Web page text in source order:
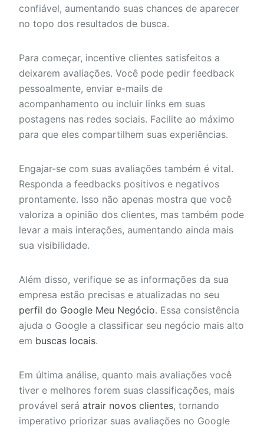
confiável, aumentando suas chances de aparecer
no topo dos resultados de busca.
Para começar, incentive clientes satisfeitos a
deixarem avaliações. Você pode pedir feedback
pessoalmente, enviar e-mails de
acompanhamento ou incluir links em suas
postagens nas redes sociais. Facilite ao máximo
para que eles compartilhem suas experiências.
Engajar-se com suas avaliações também é vital.
Responda a feedbacks positivos e negativos
prontamente. Isso não apenas mostra que você
valoriza a opinião dos clientes, mas também pode
levar a mais interações, aumentando ainda mais
sua visibilidade.
Além disso, verifique se as informações da sua
empresa estão precisas e atualizadas no seu
perfil do Google Meu Negócio. Essa consistência
ajuda o Google a classificar seu negócio mais alto
em buscas locais.
Em última análise, quanto mais avaliações você
tiver e melhores forem suas classificações, mais
provável será atrair novos clientes, tornando
imperativo priorizar suas avaliações no Google